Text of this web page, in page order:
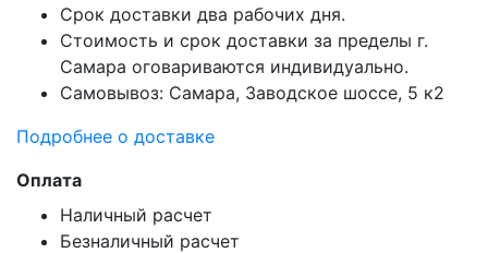
Срок доставки два рабочих дня.
Стоимость и срок доставки за пределы г.
Самара оговариваются индивидуально.
Самовывоз: Самара, Заводское шоссе, 5 к2
Подробнее о доставке
Оплата
Наличный расчет
Безналичный расчет